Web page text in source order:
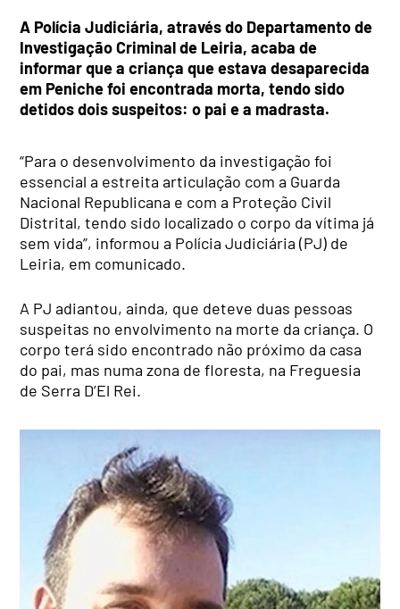
A Polícia Judiciária, através do Departamento de
Investigação Criminal de Leiria, acaba de
informar que a criança que estava desaparecida
em Peniche foi encontrada morta, tendo sido
detidos dois suspeitos: o pai e a madrasta.
“Para o desenvolvimento da investigação foi
essencial a estreita articulação com a Guarda
Nacional Republicana e com a Proteção Civil
Distrital, tendo sido localizado o corpo da vítima já
sem vida”, informou a Polícia Judiciária (PJ) de
Leiria, em comunicado.
A PJ adiantou, ainda, que deteve duas pessoas
suspeitas no envolvimento na morte da criança. O
corpo terá sido encontrado não próximo da casa
do pai, mas numa zona de floresta, na Freguesia
de Serra D’El Rei.